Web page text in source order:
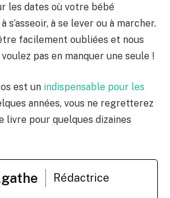
les dates où votre bébé
s’asseoir, à se lever ou à marcher.
facilement oubliées et nous
pas en manquer une seule !
est un indispensable pour les
années, vous ne regretterez
livre pour quelques dizaines
Rédactrice